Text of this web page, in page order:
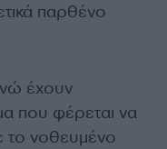
παρθένο
έχουν
που φέρεται να
το νοθευμένο